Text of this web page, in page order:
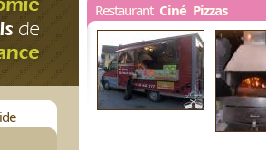
Restaurant Ciné Pizzas